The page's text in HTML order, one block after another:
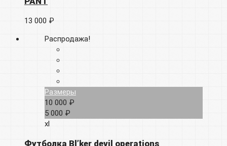
13 000 ₽
Распродажа!
Размеры
10 000 ₽
5 000 ₽
xl
Футболка Bl’ker devil operations